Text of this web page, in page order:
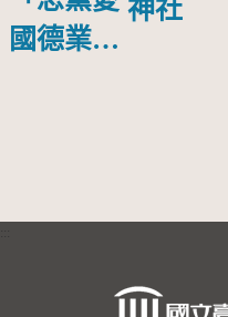
國德業並
神社